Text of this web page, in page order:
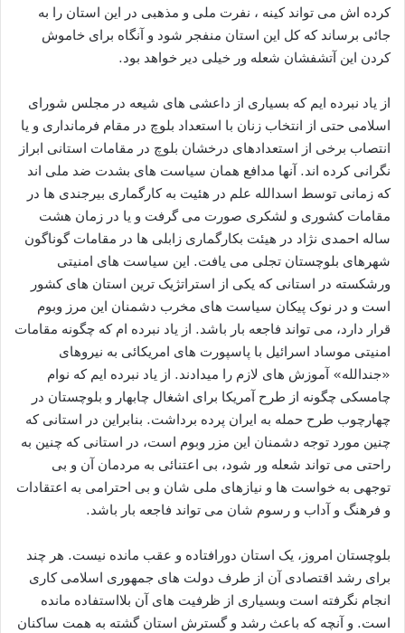
کرده اش می تواند کینه ، نفرت ملی و مذهبی در این استان را به
جائی برساند که کل این استان منفجر شود و آنگاه برای خاموش
کردن این آتشفشان شعله ور خیلی دیر خواهد بود.
از یاد نبرده ایم که بسیاری از داعشی های شیعه در مجلس شورای
اسلامی حتی از انتخاب زنان با استعداد بلوچ در مقام فرمانداری و یا
انتصاب برخی از استعدادهای درخشان بلوچ در مقامات استانی ابراز
نگرانی کرده اند. آنها مدافع همان سیاست های بشدت ضد ملی اند
که زمانی توسط اسدالله علم در هئیت به کارگماری بیرجندی ها در
مقامات کشوری و لشکری صورت می گرفت و یا در زمان هشت
ساله احمدی نژاد در هیئت بکارگماری زابلی ها در مقامات گوناگون
شهرهای بلوچستان تجلی می یافت. این سیاست های امنیتی
ورشکسته در استانی که یکی از استراتژیک ترین استان های کشور
است و در نوک پیکان سیاست های مخرب دشمنان این مرز وبوم
قرار دارد، می تواند فاجعه بار باشد. از یاد نبرده ام که چگونه مقامات
امنیتی موساد اسرائیل با پاسپورت های امریکائی به نیروهای
«جندالله» آموزش های لازم را میدادند. از یاد نبرده ایم که نوام
چامسکی چگونه از طرح آمریکا برای اشغال چابهار و بلوچستان در
چهارچوب طرح حمله به ایران پرده برداشت. بنابراین در استانی که
چنین مورد توجه دشمنان این مزر وبوم است، در استانی که چنین به
راحتی می تواند شعله ور شود، بی اعتنائی به مردمان آن و بی
توجهی به خواست ها و نیازهای ملی شان و بی احترامی به اعتقادات
و فرهنگ و آداب و رسوم شان می تواند فاجعه بار باشد.
بلوچستان امروز، یک استان دورافتاده و عقب مانده نیست. هر چند
برای رشد اقتصادی آن از طرف دولت های جمهوری اسلامی کاری
انجام نگرفته است وبسیاری از ظرفیت های آن بلااستفاده مانده
است. و آنچه که باعث رشد و گسترش استان گشته به همت ساکنان